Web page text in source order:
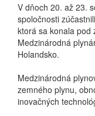
V dňoch 20. až 23.
spoločnosti
ktorá sa konala pod
Medzinárodná
Holandsko.
Medzinárodná
zemného plynu,
inovačných